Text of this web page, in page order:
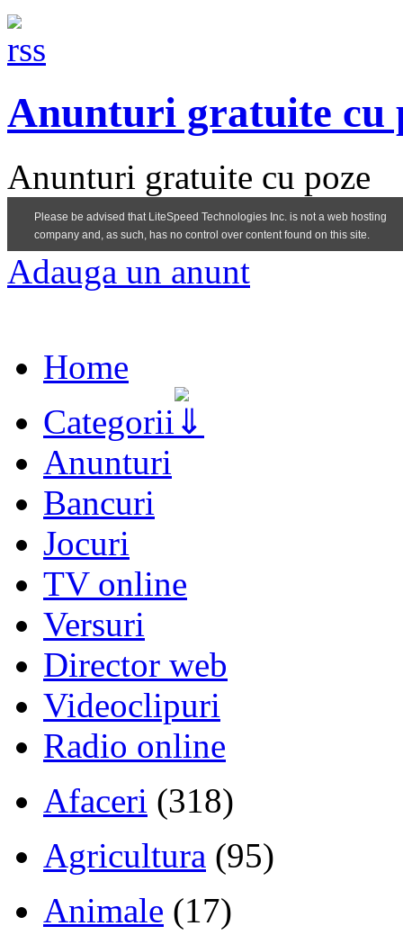
Anunturi gratuite cu
Anunturi gratuite cu poze
Adauga un anunt
Home
Categorii
Anunturi
Bancuri
Jocuri
TV online
Versuri
Director web
Videoclipuri
Radio online
Afaceri (318)
Agricultura (95)
Animale (17)